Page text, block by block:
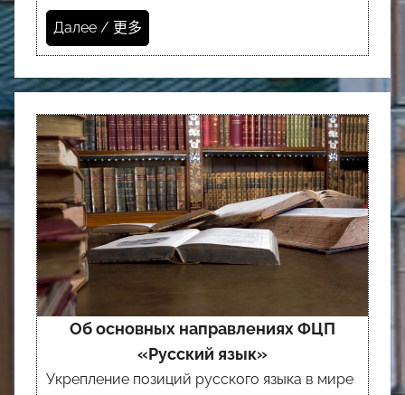
Далее / 更多
Об основных направлениях ФЦП
«Русский язык»
Укрепление позиций русского языка в мире